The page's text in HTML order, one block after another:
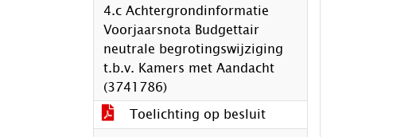
4.c Achtergrondinformatie
Voorjaarsnota Budgettair
neutrale begrotingswijziging
t.b.v. Kamers met Aandacht
(3741786)
Toelichting op besluit